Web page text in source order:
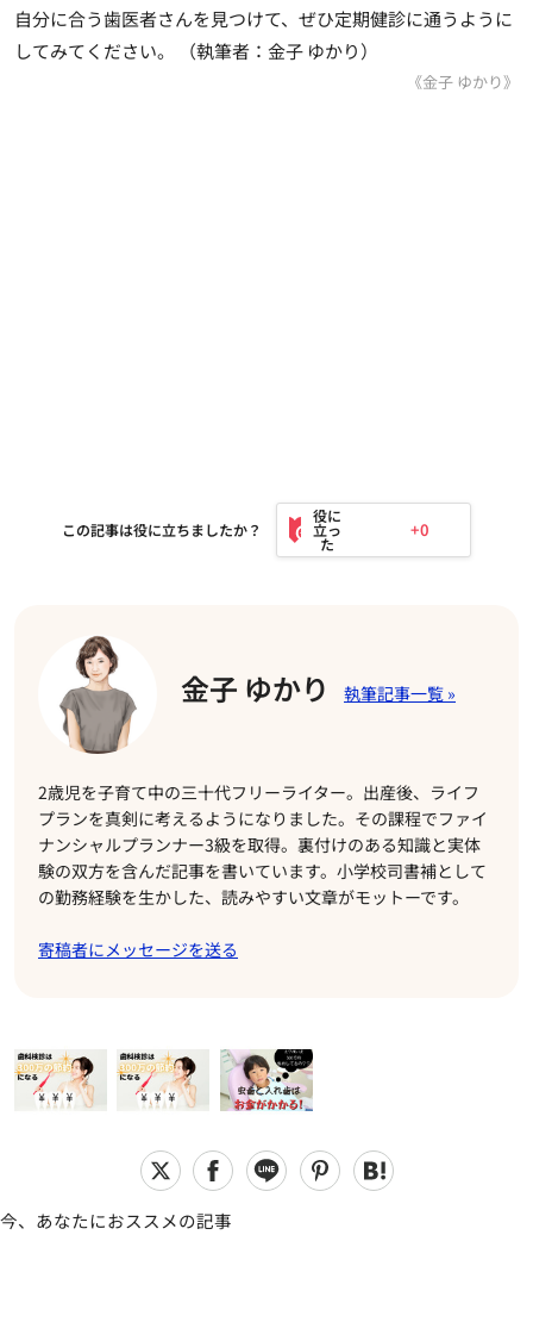
自分に合う歯医者さんを見つけて、ぜひ定期健診に通うように
してみてください。 （執筆者：金子 ゆかり）
《金子 ゆかり》
この記事は役に立ちましたか？ +0
金子 ゆかり
2歳児を子育て中の三十代フリーライター。出産後、ライフ
プランを真剣に考えるようになりました。その課程でファイ
ナンシャルプランナー3級を取得。裏付けのある知識と実体
験の双方を含んだ記事を書いています。小学校司書補として
の勤務経験を生かした、読みやすい文章がモットーです。
寄稿者にメッセージを送る
今、あなたにおススメの記事